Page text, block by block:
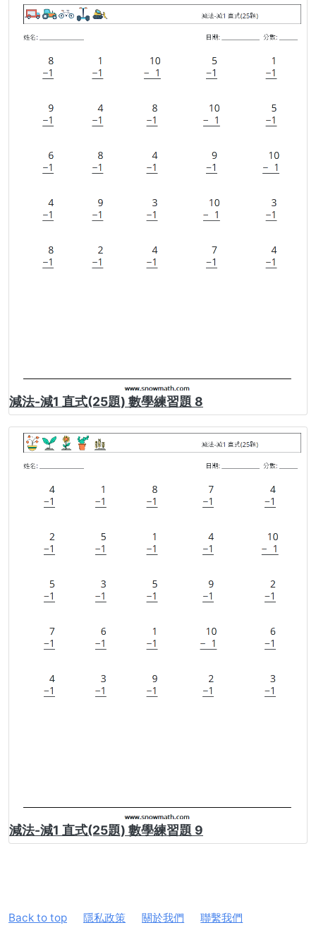
減法-減1 直式(25題) 數學練習題 8
減法-減1 直式(25題) 數學練習題 9
Back to top 隱私政策 關於我們 聯繫我們